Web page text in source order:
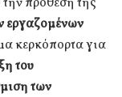
εργαζομένων
κερκόπορτα για
του
των